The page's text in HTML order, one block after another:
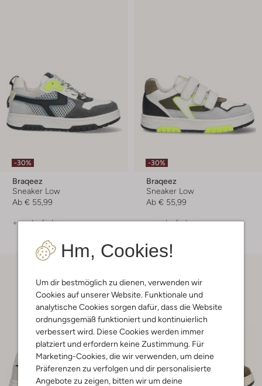
Hm, Cookies!
Um dir bestmöglich zu dienen, verwenden wir
Cookies auf unserer Website. Funktionale und
analytische Cookies sorgen dafür, dass die Website
ordnungsgemäß funktioniert und kontinuierlich
verbessert wird. Diese Cookies werden immer
platziert und erfordern keine Zustimmung. Für
Marketing-Cookies, die wir verwenden, um deine
Präferenzen zu verfolgen und dir personalisierte
Angebote zu zeigen, bitten wir um deine
-30%
Braqeez
Sneaker Low
Ab € 55,99
+ mehr farben
-30%
Braqeez
Sneaker Low
Ab € 55,99
+ mehr farben